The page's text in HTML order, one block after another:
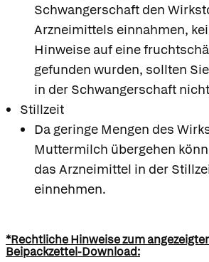
Schwangerschaft den
Arzneimittels einnahmen,
Hinweise auf eine
gefunden wurden, sollten
in der Schwangerschaft
Stillzeit
Da geringe Mengen des
Muttermilch übergehen
das Arzneimittel in der
einnehmen.
*Rechtliche Hinweise zum
Beipackzettel-Download: